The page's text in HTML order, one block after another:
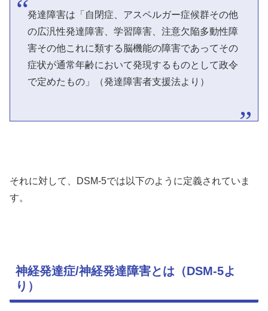
発達障害は「自閉症、アスペルガー症候群その他
の広汎性発達障害、学習障害、注意欠陥多動性障
害その他これに類する脳機能の障害であってその
症状が通常年齢において発現するものとして政令
で定めたもの」（発達障害者支援法より）
それに対して、DSM-5では以下のように定義されていま
す。
神経発達症/神経発達障害とは（DSM-5よ
り）